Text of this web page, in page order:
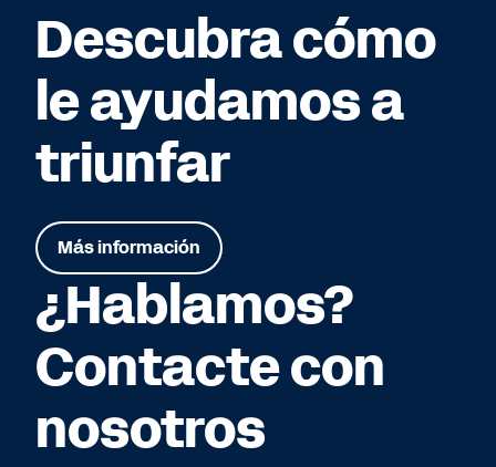
Descubra cómo
le ayudamos a
triunfar
Más información
¿Hablamos?
Contacte con
nosotros